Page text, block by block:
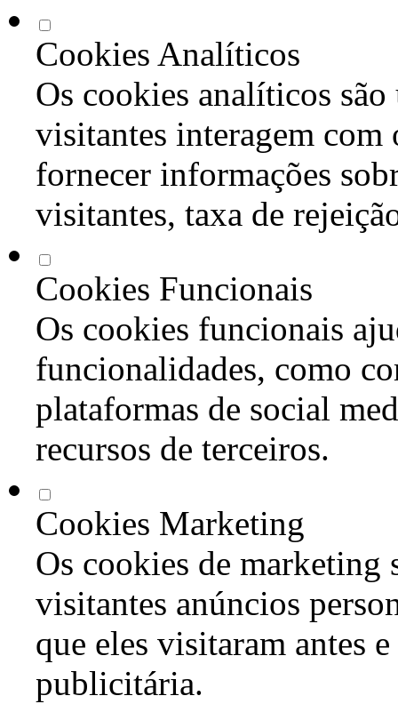
Cookies Analíticos
Os cookies analíticos são
visitantes interagem com
fornecer informações
visitantes, taxa de
Cookies Funcionais
Os cookies funcionais
funcionalidades, como
plataformas de social
recursos de terceiros.
Cookies Marketing
Os cookies de marketing
visitantes anúncios
que eles visitaram antes
publicitária.